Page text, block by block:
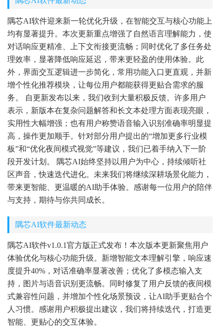
隅芯AI软件迎来新一轮优化升级，在智能交互与核心功能上
均有显著提升。本次更新重点增强了自然语言理解能力，使
对话响应更精准、上下文衔接更流畅；同时优化了多任务处
理效率，显著降低响应延迟，带来更轻盈的使用体验。此
外，界面交互逻辑进一步简化，常用功能入口更直观，并新
增个性化推荐模块，让每位用户都能获得更贴合需求的服
务。 自更新发布以来，我们收到大量积极反馈。许多用户
表示，新版本在复杂问题解答和长文本处理方面表现亮眼，
实用性大幅增强；也有用户称赞语音输入识别准确率明显提
高，操作更加顺手。针对部分用户提出的“增加更多行业模
板”和“优化夜间模式视觉”等建议，我们已着手纳入下一阶
段开发计划。 隅芯AI始终坚持以用户为中心，持续倾听社
区声音，快速迭代进化。未来我们将继续深耕场景化能力，
带来更智能、更温暖的AI助手体验。感谢每一位用户的陪伴
与支持，期待与你共同成长。
隅芯AI软件最新动态
隅芯AI软件v1.0.1官方版正式发布！本次版本更新聚焦用户
体验优化与核心功能升级。新增智能文本理解引擎，响应速
度提升40%，对话准确率显著改善；优化了多模态输入支
持，图片与语音识别更流畅。同时修复了用户反馈的夜间模
式兼容性问题，并增加个性化场景预设，让AI助手更贴合个
人习惯。感谢用户积极提出建议，我们将持续迭代，打造更
智能、更贴心的交互体验。